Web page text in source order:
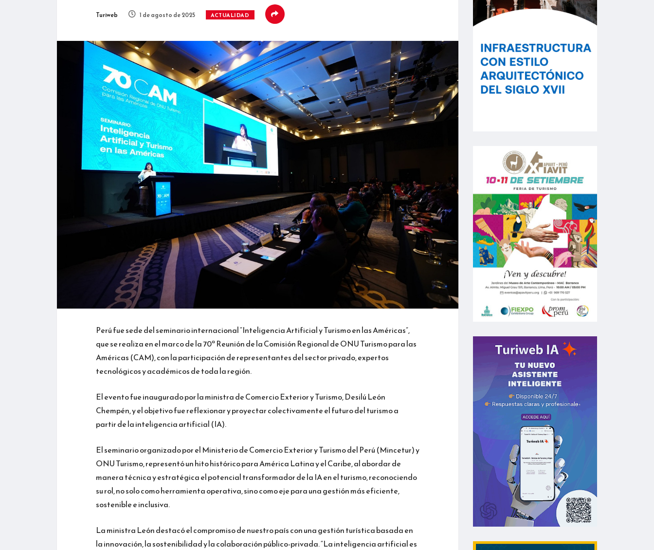
Turiweb 1 de agosto de 2025 ACTUALIDAD
Perú fue sede del seminario internacional “Inteligencia Artificial y Turismo en las Américas”,
que se realiza en el marco de la 70ª Reunión de la Comisión Regional de ONU Turismo para las
Américas (CAM), con la participación de representantes del sector privado, expertos
tecnológicos y académicos de toda la región.
El evento fue inaugurado por la ministra de Comercio Exterior y Turismo, Desilú León
Chempén, y el objetivo fue reflexionar y proyectar colectivamente el futuro del turismo a
partir de la inteligencia artificial (IA).
El seminario organizado por el Ministerio de Comercio Exterior y Turismo del Perú (Mincetur) y
ONU Turismo, representó un hito histórico para América Latina y el Caribe, al abordar de
manera técnica y estratégica el potencial transformador de la IA en el turismo, reconociendo
su rol, no solo como herramienta operativa, sino como eje para una gestión más eficiente,
sostenible e inclusiva.
La ministra León destacó el compromiso de nuestro país con una gestión turística basada en
la innovación, la sostenibilidad y la colaboración público-privada. “La inteligencia artificial es